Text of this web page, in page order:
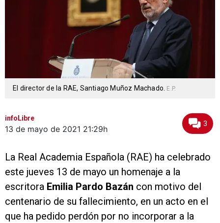
El director de la RAE, Santiago Muñoz Machado. E.P.
infoLibre
13 de mayo de 2021 21:29h
3
La Real Academia Española (RAE) ha celebrado
este jueves 13 de mayo un homenaje a la
escritora Emilia Pardo Bazán con motivo del
centenario de su fallecimiento, en un acto en el
que ha pedido perdón por no incorporar a la